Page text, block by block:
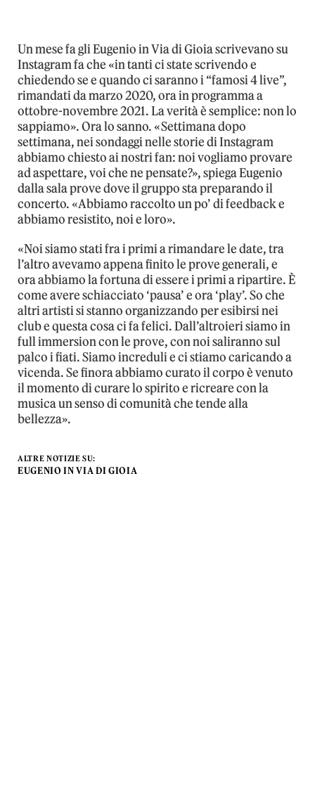
Un mese fa gli Eugenio in Via di Gioia scrivevano su
Instagram fa che «in tanti ci state scrivendo e
chiedendo se e quando ci saranno i “famosi 4 live”,
rimandati da marzo 2020, ora in programma a
ottobre-novembre 2021. La verità è semplice: non lo
sappiamo». Ora lo sanno. «Settimana dopo
settimana, nei sondaggi nelle storie di Instagram
abbiamo chiesto ai nostri fan: noi vogliamo provare
ad aspettare, voi che ne pensate?», spiega Eugenio
dalla sala prove dove il gruppo sta preparando il
concerto. «Abbiamo raccolto un po’ di feedback e
abbiamo resistito, noi e loro».
«Noi siamo stati fra i primi a rimandare le date, tra
l’altro avevamo appena finito le prove generali, e
ora abbiamo la fortuna di essere i primi a ripartire. È
come avere schiacciato ‘pausa’ e ora ‘play’. So che
altri artisti si stanno organizzando per esibirsi nei
club e questa cosa ci fa felici. Dall’altroieri siamo in
full immersion con le prove, con noi saliranno sul
palco i fiati. Siamo increduli e ci stiamo caricando a
vicenda. Se finora abbiamo curato il corpo è venuto
il momento di curare lo spirito e ricreare con la
musica un senso di comunità che tende alla
bellezza».
ALTRE NOTIZIE SU:
EUGENIO IN VIA DI GIOIA